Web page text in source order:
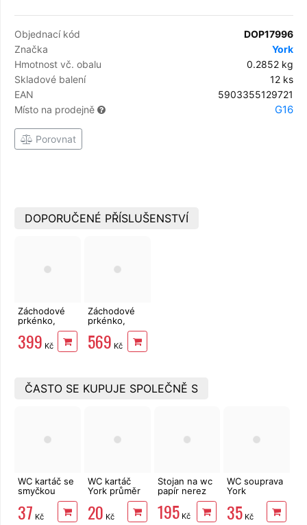
Objednací kód
DOP17996
Značka
York
Hmotnost vč. obalu
0.2852 kg
Skladové balení
12 ks
EAN
5903355129721
Místo na prodejně
G16
Porovnat
DOPORUČENÉ PŘÍSLUŠENSTVÍ
Záchodové
prkénko,
samosklápění,
soft close, PP
399 Kč
Záchodové
prkénko,
samosklápění,
soft close,
569 Kč
ČASTO SE KUPUJE SPOLEČNĚ S
WC kartáč se
smyčkou
York 75 mm
37 Kč
WC kartáč
York průměr
20 Kč
Stojan na wc
papír nerez
195Kč
WC souprava
York
šedá
35 Kč